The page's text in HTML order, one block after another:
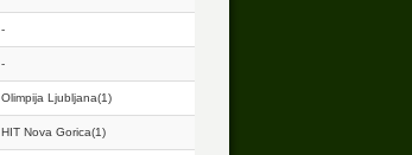
-
-
Olimpija Ljubljana(1)
HIT Nova Gorica(1)